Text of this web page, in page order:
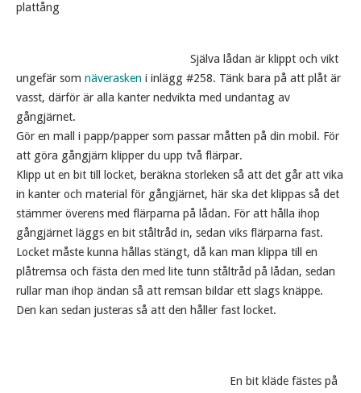
plattång
Själva lådan är klippt och vikt
ungefär som näverasken i inlägg #258. Tänk bara på att plåt är
vasst, därför är alla kanter nedvikta med undantag av
gångjärnet.
Gör en mall i papp/papper som passar måtten på din mobil. För
att göra gångjärn klipper du upp två flärpar.
Klipp ut en bit till locket, beräkna storleken så att det går att vika
in kanter och material för gångjärnet, här ska det klippas så det
stämmer överens med flärparna på lådan. För att hålla ihop
gångjärnet läggs en bit ståltråd in, sedan viks flärparna fast.
Locket måste kunna hållas stängt, då kan man klippa till en
plåtremsa och fästa den med lite tunn ståltråd på lådan, sedan
rullar man ihop ändan så att remsan bildar ett slags knäppe.
Den kan sedan justeras så att den håller fast locket.
En bit kläde fästes på